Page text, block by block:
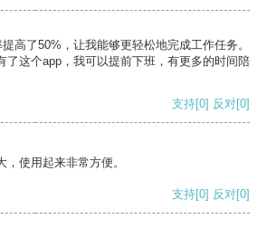
高了50%，让我能够更轻松地完成工作任务。
了这个app，我可以提前下班，有更多的时间陪
支持[0] 反对[0]
使用起来非常方便。
支持[0] 反对[0]